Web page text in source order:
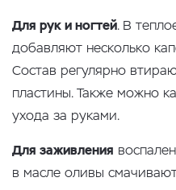
Для рук и ногтей. В
добавляют несколько
Состав регулярно
пластины. Также можно
ухода за руками.
Для заживления
в масле оливы